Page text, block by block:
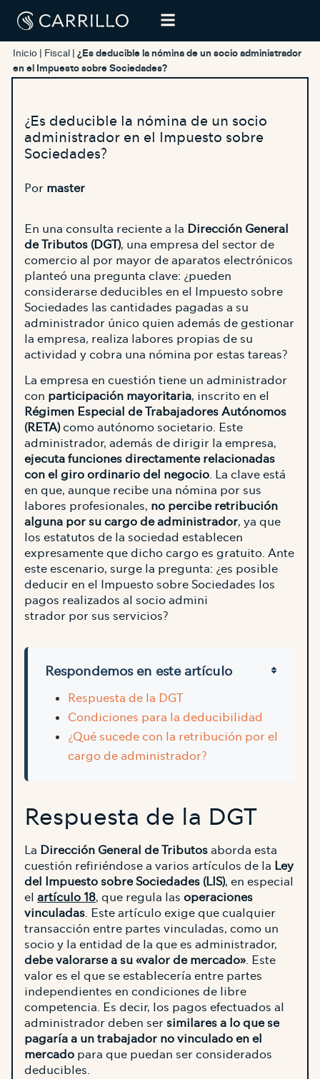
Inicio Fiscal
¿Es deducible la nómina de un socio administrador
en el Impuesto sobre Sociedades?
¿Es deducible la nómina de un socio
administrador en el Impuesto sobre
Sociedades?
Por master
En una consulta reciente a la Dirección General
de Tributos (DGT), una empresa del sector de
comercio al por mayor de aparatos electrónicos
planteó una pregunta clave: ¿pueden
considerarse deducibles en el Impuesto sobre
Sociedades las cantidades pagadas a su
administrador único quien además de gestionar
la empresa, realiza labores propias de su
actividad y cobra una nómina por estas tareas?
La empresa en cuestión tiene un administrador
con participación mayoritaria, inscrito en el
Régimen Especial de Trabajadores Autónomos
(RETA)como autónomo societario. Este
administrador, además de dirigir la empresa,
ejecuta funciones directamente relacionadas
con el giro ordinario del negocio. La clave está
en que, aunque recibe una nómina por sus
labores profesionales, no percibe retribución
alguna por su cargo de administrador, ya que
los estatutos de la sociedad establecen
expresamente que dicho cargo es gratuito. Ante
este escenario, surge la pregunta: ¿es posible
deducir en el Impuesto sobre Sociedades los
pagos realizados al socio admini
strador por sus servicios?
Respondemos en este artículo
Respuesta de la DGT
Condiciones para la deducibilidad
¿Qué sucede con la retribución por el
cargo de administrador?
Respuesta de la DGT
La Dirección General de Tributosaborda esta
cuestión refiriéndose a varios artículos de la Ley
del Impuesto sobre Sociedades (LIS), en especial
el artículo 18, que regula las operaciones
vinculadas. Este artículo exige que cualquier
transacción entre partes vinculadas, como un
socio y la entidad de la que es administrador,
debe valorarse a su «valor de mercado». Este
valor es el que se establecería entre partes
independientes en condiciones de libre
competencia. Es decir, los pagos efectuados al
administrador deben ser similares a lo que se
pagaría a un trabajador no vinculado en el
mercado para que puedan ser considerados
deducibles.